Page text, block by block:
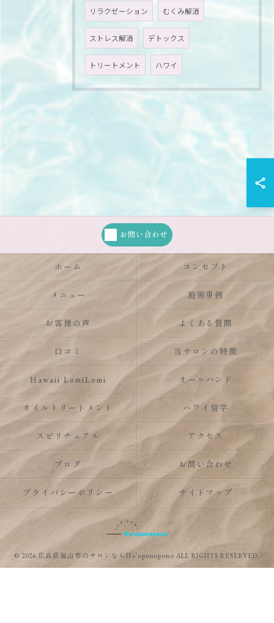
リラクゼーション むくみ解消
ストレス解消 デトックス
トリートメント ハワイ
お問い合わせ
ホーム コンセプト
メニュー 施術事例
お客様の声 よくある質問
口コミ 当サロンの特徴
Hawaii LomiLomi オールハンド
オイルトリートメント ハワイ留学
スピリチュアル アクセス
ブログ お問い合わせ
プライバシーポリシー サイトマップ
© 2026 広島県福山市のサロンならHo’oponopono ALL RIGHTS RESERVED.